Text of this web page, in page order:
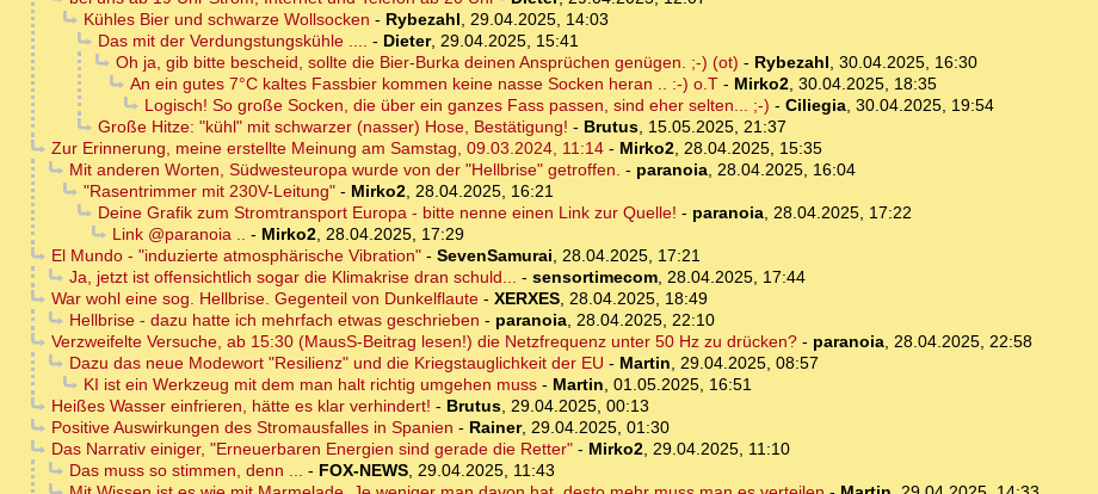
Kühles Bier und schwarze Wollsocken - Rybezahl, 29.04.2025, 14:03
Das mit der Verdungstungskühle .... - Dieter, 29.04.2025, 15:41
Oh ja, gib bitte bescheid, sollte die Bier-Burka deinen Ansprüchen genügen. ;-) (ot) - Rybezahl, 30.04.2025, 16:30
An ein gutes 7°C kaltes Fassbier kommen keine nasse Socken heran .. :-) o.T- Mirko2, 30.04.2025, 18:35
Logisch! So große Socken, die über ein ganzes Fass passen, sind eher selten... ;-) - Ciliegia, 30.04.2025, 19:54
Große Hitze: "kühl" mit schwarzer (nasser) Hose, Bestätigung! - Brutus, 15.05.2025, 21:37
Zur Erinnerung, meine erstellte Meinung am Samstag, 09.03.2024, 11:14- Mirko2, 28.04.2025, 15:35
Mit anderen Worten, Südwesteuropa wurde von der "Hellbrise" getroffen. - paranoia, 28.04.2025, 16:04
"Rasentrimmer mit 230V-Leitung"- Mirko2, 28.04.2025, 16:21
Deine Grafik zum Stromtransport Europa - bitte nenne einen Link zur Quelle! - paranoia, 28.04.2025, 17:22
Link @paranoia .. - Mirko2, 28.04.2025, 17:29
El Mundo - "induzierte atmosphärische Vibration"- SevenSamurai, 28.04.2025, 17:21
Ja, jetzt ist offensichtlich sogar die Klimakrise dran schuld... - sensortimecom, 28.04.2025, 17:44
War wohl eine sog. Hellbrise. Gegenteil von Dunkelflaute- XERXES, 28.04.2025, 18:49
Hellbrise - dazu hatte ich mehrfach etwas geschrieben - paranoia, 28.04.2025, 22:10
Verzweifelte Versuche, ab 15:30 (MausS-Beitrag lesen!) die Netzfrequenz unter 50 Hz zu drücken?- paranoia, 28.04.2025, 22:58
Dazu das neue Modewort "Resilienz" und die Kriegstauglichkeit der EU - Martin, 29.04.2025, 08:57
KI ist ein Werkzeug mit dem man halt richtig umgehen muss- Martin, 01.05.2025, 16:51
Heißes Wasser einfrieren, hätte es klar verhindert! - Brutus, 29.04.2025, 00:13
Positive Auswirkungen des Stromausfalles in Spanien - Rainer, 29.04.2025, 01:30
Das Narrativ einiger, "Erneuerbaren Energien sind gerade die Retter"- Mirko2, 29.04.2025, 11:10
Das muss so stimmen, denn ... - FOX-NEWS, 29.04.2025, 11:43